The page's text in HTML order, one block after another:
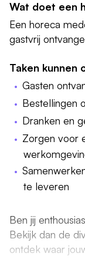
Wat doet een
Een horeca
gastvrij
Taken kunnen
Gasten
Bestellingen
Dranken en
Zorgen voor
te leveren
Ben jij
Bekijk dan de
ontdek waar